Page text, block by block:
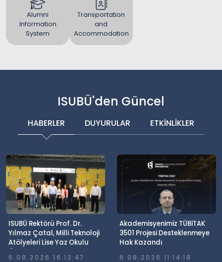
Alumni
Information
System
Transportation
and
Accommodation
ISUBÜ'den Güncel
HABERLER DUYURULAR ETKİNLİKLER
ISUBÜ Rektörü Prof. Dr.
Yılmaz Çatal, Milli Teknoloji
Atölyeleri Lise Yaz Okulu
Öğrencileriyle Buluştu
6.08.2026 16:13:47
Akademisyenimiz TÜBİTAK
3501 Projesi Desteklenmeye
Hak Kazandı
6.08.2026 11:14:18